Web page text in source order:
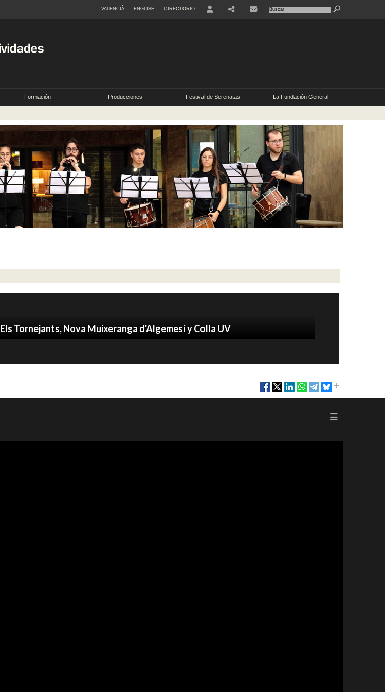
VALENCIÀ ENGLISH DIRECTORIO
Formación Producciones Festival de Serenatas La Fundación General
Tornejants, Nova Muixeranga d'Algemesí y Colla UV